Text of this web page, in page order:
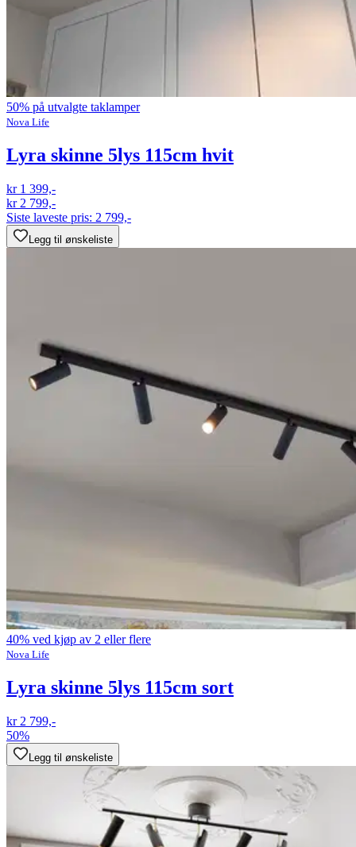
50% på utvalgte taklamper
Nova Life
Lyra skinne 5lys 115cm hvit
kr 1 399,-
kr 2 799,-
Siste laveste pris: 2 799,-
Legg til ønskeliste
40% ved kjøp av 2 eller flere
Nova Life
Lyra skinne 5lys 115cm sort
kr 2 799,-
50%
Legg til ønskeliste